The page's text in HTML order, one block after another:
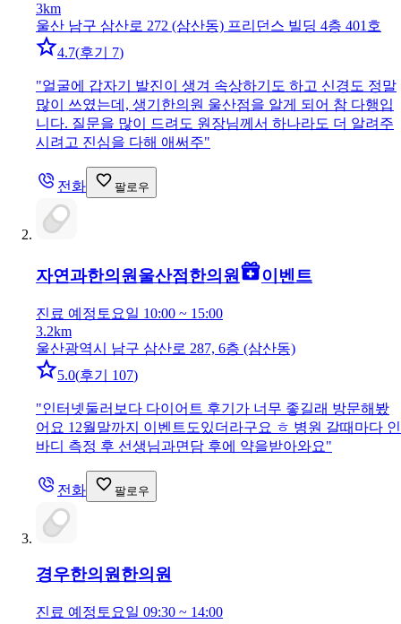
3km
울산 남구 삼산로 272 (삼산동) 프리던스 빌딩 4층 401호
4.7(후기 7)
"얼굴에 갑자기 발진이 생겨 속상하기도 하고 신경도 정말
많이 쓰였는데, 생기한의원 울산점을 알게 되어 참 다행입
니다. 질문을 많이 드려도 원장님께서 하나라도 더 알려주
시려고 진심을 다해 애써주"
전화 팔로우
자연과한의원울산점한의원 이벤트
진료 예정 토요일 10:00 ~ 15:00
3.2km
울산광역시 남구 삼산로 287, 6층 (삼산동)
5.0(후기 107)
"인터넷둘러보다 다이어트 후기가 너무 좋길래 방문해봤
어요 12월말까지 이벤트도있더라구요 ㅎ 병원 갈때마다 인
바디 측정 후 선생님과면담 후에 약을받아와요"
전화 팔로우
경우한의원한의원
진료 예정 토요일 09:30 ~ 14:00